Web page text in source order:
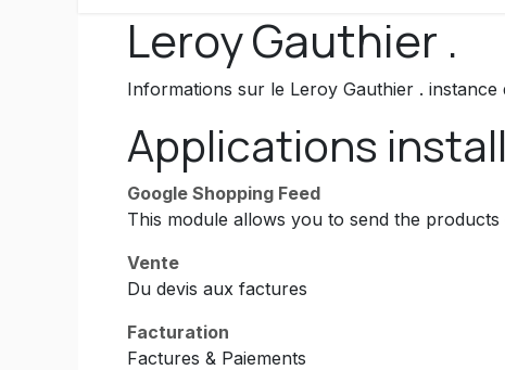
Leroy Gauthier .
Informations sur le Leroy Gauthier . instance
Applications
Google Shopping Feed
This module allows you to send the
Vente
Du devis aux factures
Facturation
Factures & Paiements